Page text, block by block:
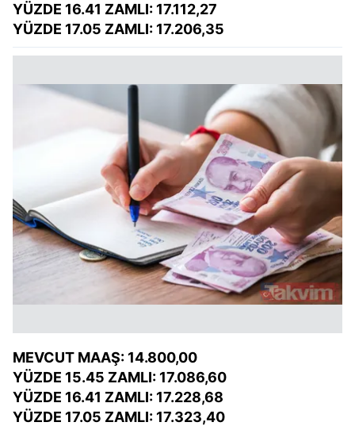
YÜZDE 16.41 ZAMLI: 17.112,27
YÜZDE 17.05 ZAMLI: 17.206,35
MEVCUT MAAŞ: 14.800,00
YÜZDE 15.45 ZAMLI: 17.086,60
YÜZDE 16.41 ZAMLI: 17.228,68
YÜZDE 17.05 ZAMLI: 17.323,40